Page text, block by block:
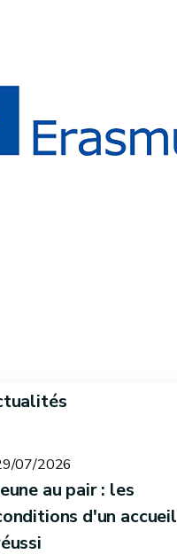
07/2026
au pair : les
d'un accueil